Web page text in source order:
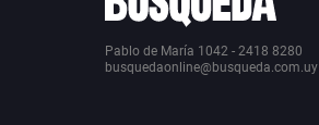
Pablo de María 1042 - 2418 8280
busquedaonline@busqueda.com.uy